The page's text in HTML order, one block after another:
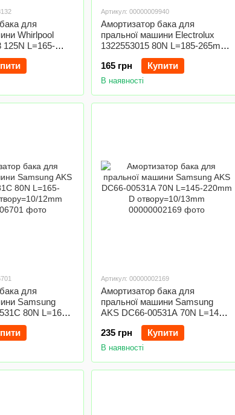
для
Whirlpool
125N L=165-
10mm
Артикул: 00000009940
Амортизатор бака для
пральної машини Electrolux
1322553015 80N L=185-265mm
D отворів=11mm
165 грн
Купити
В наявності
для
Samsung
80N L=165-
12mm
Артикул: 00000002169
Амортизатор бака для
пральної машини Samsung
AKS DC66-00531A 70N L=145-
220mm D отвору=10/13mm
235 грн
Купити
В наявності